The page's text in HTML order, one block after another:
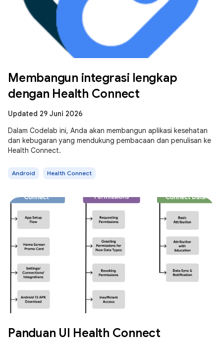
Membangun integrasi lengkap
dengan Health Connect
Updated 29 Juni 2026
Dalam Codelab ini, Anda akan membangun aplikasi kesehatan
dan kebugaran yang mendukung pembacaan dan penulisan ke
Health Connect.
Android Health Connect
Panduan UI Health Connect